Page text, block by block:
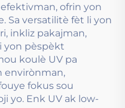
ofrin yon
Sa versatilitè fèt li yon
inkliz pakajman,
yon pèspèkt
koulè UV pa
envirònman,
fokus sou
yo. Enk UV ak low-